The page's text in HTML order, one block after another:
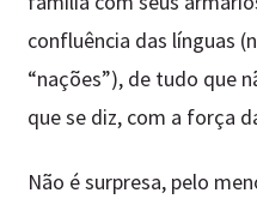
confluência das línguas
“nações”), de tudo que
que se diz, com a força
Não é surpresa, pelo